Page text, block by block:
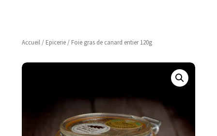
Accueil/ Epicerie/ Foie gras de canard entier 120g